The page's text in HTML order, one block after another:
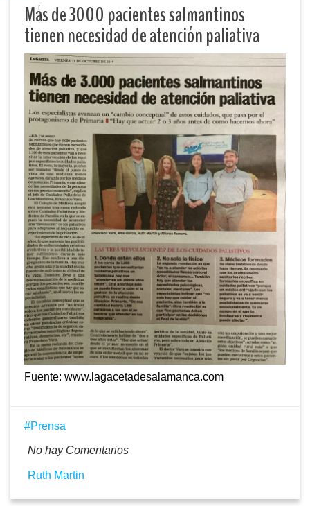
Más de 3000 pacientes salmantinos
tienen necesidad de atención paliativa
Fuente: www.lagacetadesalamanca.com
Prensa
No hay Comentarios
Ruth Martin